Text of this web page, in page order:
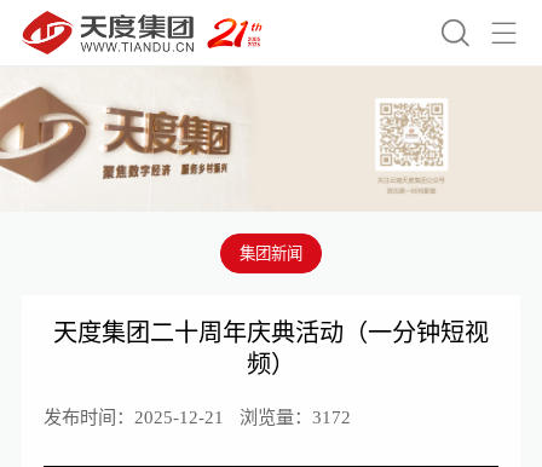


集团新闻
天度集团二十周年庆典活动（一分钟短视
频）
发布时间：2025-12-21 浏览量：3172